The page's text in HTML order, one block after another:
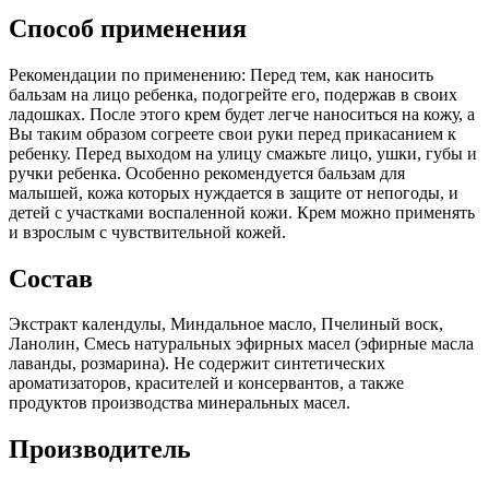
Способ применения
Рекомендации по применению: Перед тем, как наносить
бальзам на лицо ребенка, подогрейте его, подержав в своих
ладошках. После этого крем будет легче наноситься на кожу, а
Вы таким образом согреете свои руки перед прикасанием к
ребенку. Перед выходом на улицу смажьте лицо, ушки, губы и
ручки ребенка. Особенно рекомендуется бальзам для
малышей, кожа которых нуждается в защите от непогоды, и
детей с участками воспаленной кожи. Крем можно применять
и взрослым с чувствительной кожей.
Состав
Экстракт календулы, Миндальное масло, Пчелиный воск,
Ланолин, Смесь натуральных эфирных масел (эфирные масла
лаванды, розмарина). Не содержит синтетических
ароматизаторов, красителей и консервантов, а также
продуктов производства минеральных масел.
Производитель